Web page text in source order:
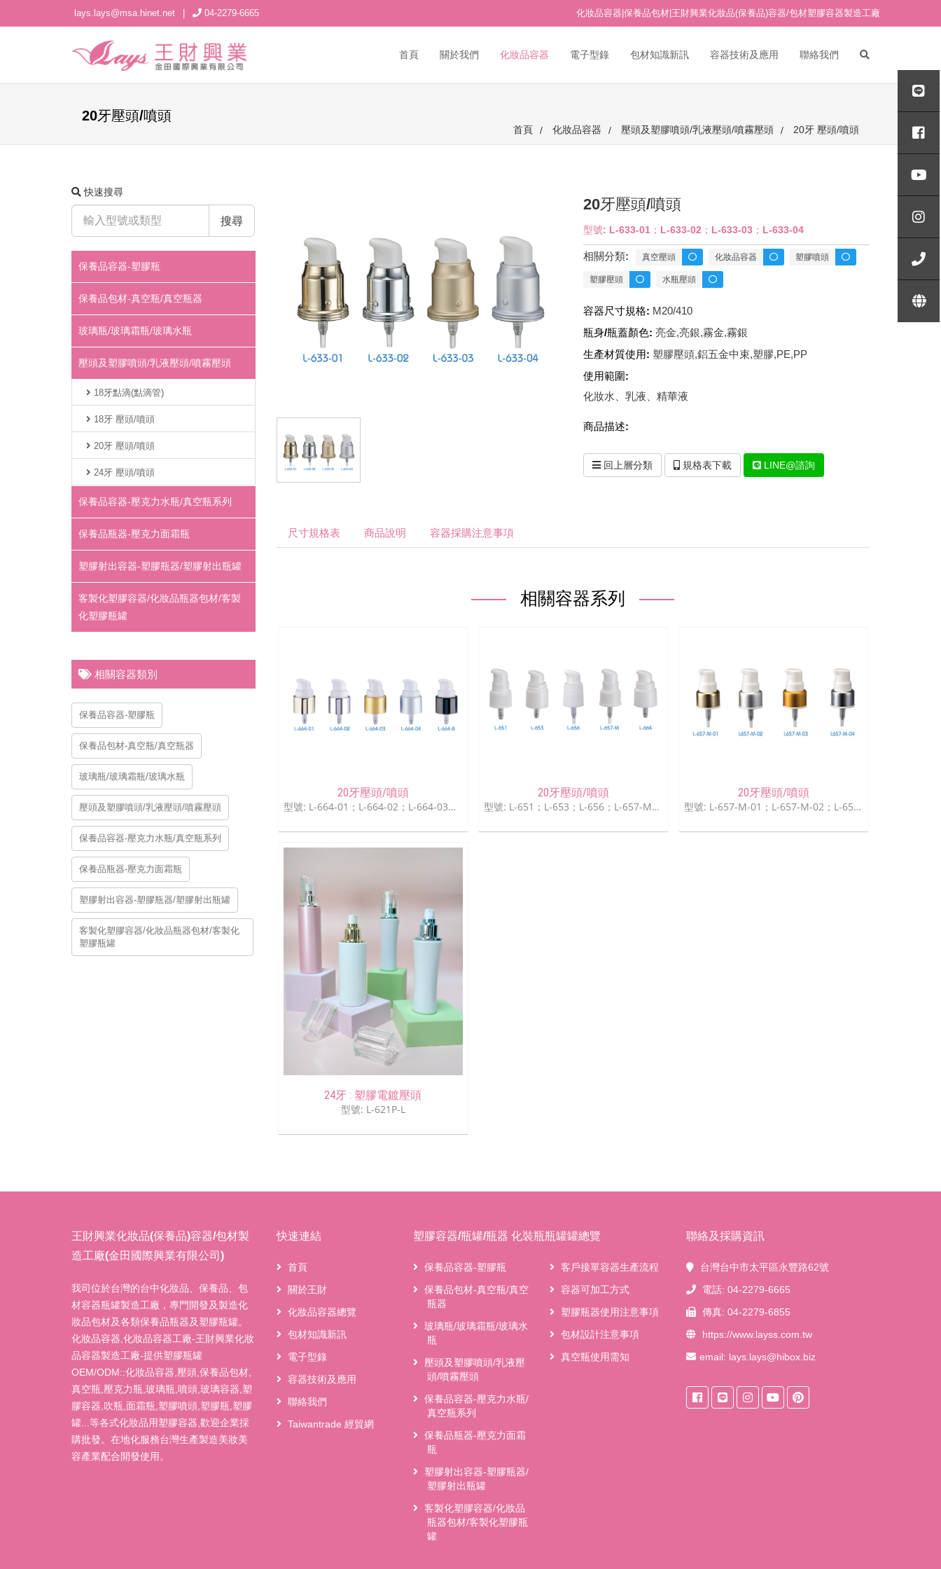
lays.lays@msa.hinet.net 04-2279-6665 化妝品容器|保養品包材|王財興業化妝品(保養品)容器/包材塑膠容器製造工廠
首頁 關於我們 化妝品容器
PETG面霜瓶/PETG塑膠面霜
AB真空瓶專區
API真空瓶專區
APL真空瓶專區
APS真空瓶專區
玻璃面霜瓶
18牙點滴(點滴管)
20牙 壓頭/噴頭
24牙 壓頭/噴頭
壓克力水瓶/真空瓶-H專區
壓克力水瓶/真空瓶-ID專區
壓克力面霜瓶 A/B/C專區
壓克力面霜瓶 AE/BE/CE專區
壓克力面霜瓶 B2/B3/B4專區
壓克力面霜瓶 O1/O2專區
壓克力面霜瓶 BX專區
壓克力面霜瓶 EJR專區
電子型錄 包材知識新訊 容器技術及應用 聯絡我們
20牙壓頭/噴頭
首頁 化妝品容器 壓頭及塑膠噴頭/乳液壓頭/噴霧壓頭 20牙 壓頭/噴頭
快速搜尋
搜尋
保養品容器-塑膠瓶
保養品包材-真空瓶/真空瓶器
玻璃瓶/玻璃霜瓶/玻璃水瓶
壓頭及塑膠噴頭/乳液壓頭/噴霧壓頭
18牙點滴(點滴管)
18牙 壓頭/噴頭
20牙 壓頭/噴頭
24牙 壓頭/噴頭
保養品容器-壓克力水瓶/真空瓶系列
保養品瓶器-壓克力面霜瓶
塑膠射出容器-塑膠瓶器/塑膠射出瓶罐
客製化塑膠容器/化妝品瓶器包材/客製
化塑膠瓶罐
相關容器類別
保養品容器-塑膠瓶
保養品包材-真空瓶/真空瓶器
玻璃瓶/玻璃霜瓶/玻璃水瓶
壓頭及塑膠噴頭/乳液壓頭/噴霧壓頭
保養品容器-壓克力水瓶/真空瓶系列
保養品瓶器-壓克力面霜瓶
塑膠射出容器-塑膠瓶器/塑膠射出瓶罐
客製化塑膠容器/化妝品瓶器包材/客製化
塑膠瓶罐
20牙壓頭/噴頭
型號: L-633-01；L-633-02；L-633-03；L-633-04
相關分類: 真空壓頭 化妝品容器 塑膠噴頭
塑膠壓頭 水瓶壓頭
容器尺寸規格: M20/410
瓶身/瓶蓋顏色: 亮金,亮銀,霧金,霧銀
生產材質使用: 塑膠壓頭,鋁五金中束,塑膠,PE,PP
使用範圍:
化妝水、乳液、精華液
商品描述:
回上層分類 規格表下載 LINE@諮詢
尺寸規格表 商品說明 容器採購注意事項
相關容器系列
20牙壓頭/噴頭
型號: L-664-01；L-664-02；L-664-03；L-664-04；L-664-B
20牙壓頭/噴頭
型號: L-651；L-653；L-656；L-657-M；L-664
20牙壓頭/噴頭
型號: L-657-M-01；L-657-M-02；L-657-M-03；L-657-M-04
24牙 : 塑膠電鍍壓頭
型號: L-621P-L
王財興業化妝品(保養品)容器/包材製
造工廠(金田國際興業有限公司)
我司位於台灣的台中化妝品、保養品、包
材容器瓶罐製造工廠，專門開發及製造化
妝品包材及各類保養品瓶器及塑膠瓶罐。
化妝品容器,化妝品容器工廠-王財興業化妝
品容器製造工廠-提供塑膠瓶罐
OEM/ODM::化妝品容器,壓頭,保養品包材,
真空瓶,壓克力瓶,玻璃瓶,噴頭,玻璃容器,塑
膠容器,吹瓶,面霜瓶,塑膠噴頭,塑膠瓶,塑膠
罐...等各式化妝品用塑膠容器,歡迎企業採
購批發。在地化服務台灣生產製造美妝美
容產業配合開發使用。
快速連結
首頁
關於王財
化妝品容器總覽
包材知識新訊
電子型錄
容器技術及應用
聯絡我們
Taiwantrade 經貿網
塑膠容器/瓶罐/瓶器 化裝瓶瓶罐罐總覽
保養品容器-塑膠瓶
保養品包材-真空瓶/真空
瓶器
玻璃瓶/玻璃霜瓶/玻璃水
瓶
壓頭及塑膠噴頭/乳液壓
頭/噴霧壓頭
保養品容器-壓克力水瓶/
真空瓶系列
保養品瓶器-壓克力面霜
瓶
塑膠射出容器-塑膠瓶器/
塑膠射出瓶罐
客製化塑膠容器/化妝品
瓶器包材/客製化塑膠瓶
罐
客戶接單容器生產流程
容器可加工方式
塑膠瓶器使用注意事項
包材設計注意事項
真空瓶使用需知
聯絡及採購資訊
台灣台中市太平區永豐路62號
電話: 04-2279-6665
傳真: 04-2279-6855
https://www.layss.com.tw
email: lays.lays@hibox.biz